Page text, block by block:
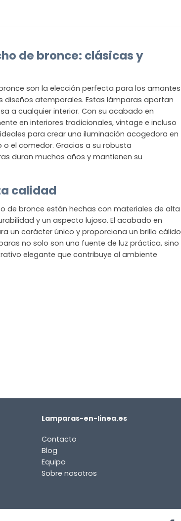
de bronce: clásicas y
son la elección perfecta para los amantes
diseños atemporales. Estas lámparas aportan
a cualquier interior. Con su acabado en
en interiores tradicionales, vintage e incluso
ideales para crear una iluminación acogedora en
o el comedor. Gracias a su robusta
duran muchos años y mantienen su
calidad
de bronce están hechas con materiales de alta
y un aspecto lujoso. El acabado en
un carácter único y proporciona un brillo cálido
no solo son una fuente de luz práctica, sino
elegante que contribuye al ambiente
Lamparas-en-linea.es
Contacto
Blog
Equipo
Sobre nosotros